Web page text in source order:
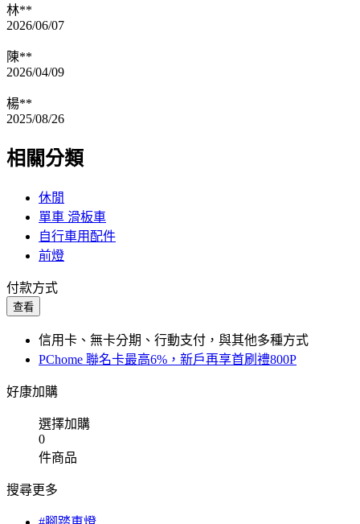
林**
2026/06/07
陳**
2026/04/09
楊**
2025/08/26
相關分類
休閒
單車 滑板車
自行車用配件
前燈
付款方式
查看
信用卡、無卡分期、行動支付，與其他多種方式
PChome 聯名卡最高6%，新戶再享首刷禮800P
好康加購
選擇加購
0
件商品
搜尋更多